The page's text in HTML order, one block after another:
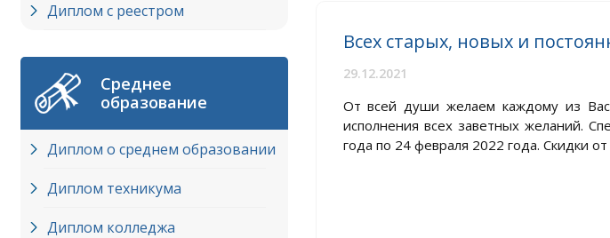
Диплом с реестром
Среднее
образование
Диплом о среднем образовании
Диплом техникума
Диплом колледжа
Всех старых, новых и
29.12.2021
От всей души желаем каждому из
исполнения всех заветных желаний.
года по 24 февраля 2022 года. Скидки от